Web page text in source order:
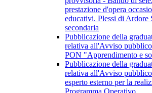
prestazione d'opera
educativi. Plessi di Ardore
secondaria
Pubblicazione della
relativa all'Avviso
PON "Apprendimento e
Pubblicazione della
relativa all'Avviso
esperto esterno per la